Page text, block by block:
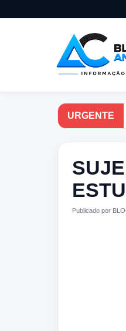
URGENTE
Publicado por